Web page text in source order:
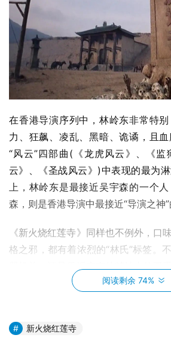
在香港导演序列中，林岭东非常特
力、狂飙、凌乱、黑暗、诡谲，且
“风云”四部曲(《龙虎风云》、《监
云》、《圣战风云》)中表现的最为
上，林岭东是最接近吴宇森的一个
森，则是香港导演中最接近“导演之神”
《新火烧红莲寺》同样也不例外，口
格之邪，都有着浓烈的“林氏”标签。
器机关，还是反派变态的精神肉体双
出一骑绝尘高高在上的“邪典”逼格。
日暮途穷的时代洪流中，即使无法重
阅读剩余 74%
新火烧红莲寺